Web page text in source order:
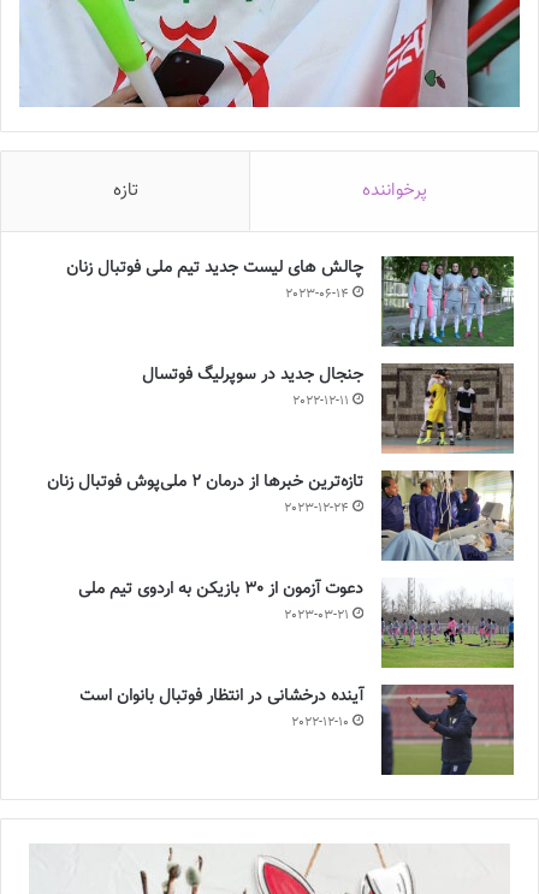
پرخواننده تازه
چالش هاى ليست جدید تيم ملى فوتبال زنان
2023-06-14
جنجال جدید در سوپرلیگ فوتسال
2022-12-11
تازه‌ترین خبرها از درمان ۲ ملی‌پوش فوتبال زنان
2023-12-24
دعوت آزمون از 30 بازیکن به اردوی تیم ملی
2023-03-21
آینده درخشانی در انتظار فوتبال بانوان است
2022-12-10